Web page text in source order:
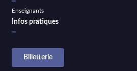
Enseignants
Infos pratiques
Billetterie